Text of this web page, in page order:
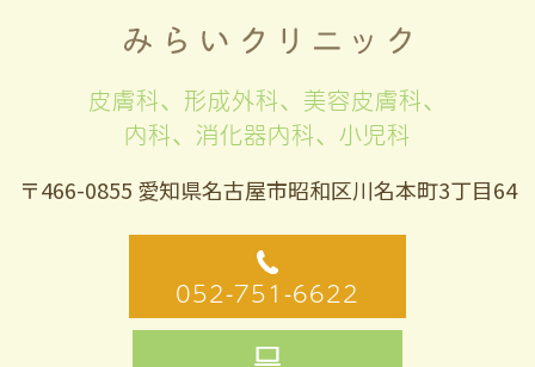
皮膚科、形成外科、美容皮膚科、
内科、消化器内科、小児科
〒466-0855 愛知県名古屋市昭和区川名本町3丁目64
052-751-6622